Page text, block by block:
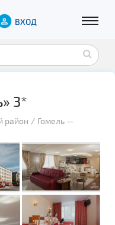
ВХОД
3*
район Гомель —